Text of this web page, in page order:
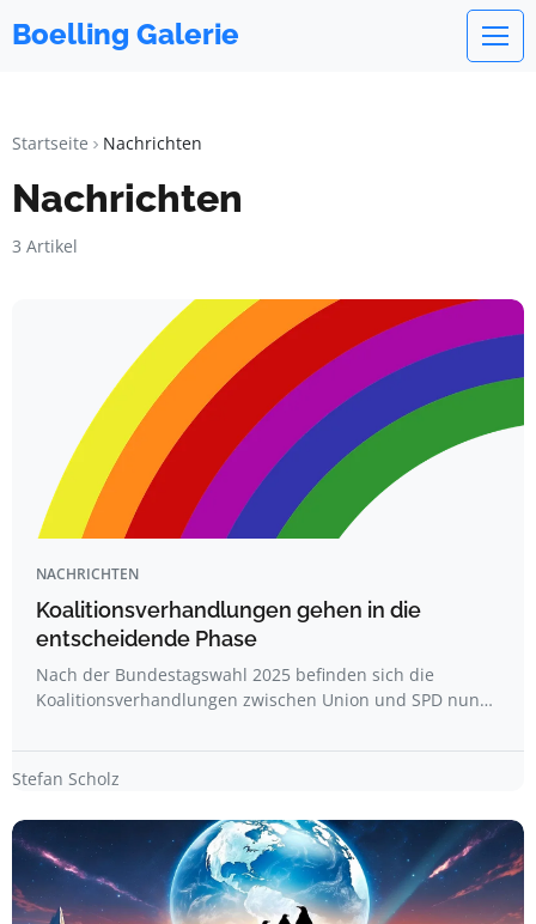
Boelling Galerie
Startseite Nachrichten
Nachrichten
3 Artikel
NACHRICHTEN
Koalitionsverhandlungen gehen in die
entscheidende Phase
Nach der Bundestagswahl 2025 befinden sich die
Koalitionsverhandlungen zwischen Union und SPD nun…
Stefan Scholz